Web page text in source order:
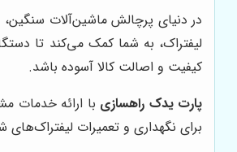
در دنیای پرچالش ماشین‌آلات
لیفتراک، به شما کمک می‌کند تا
کیفیت و اصالت کالا آسوده باشد.
پارت یدک راهسازی با ارائه خدمات
برای نگهداری و تعمیرات